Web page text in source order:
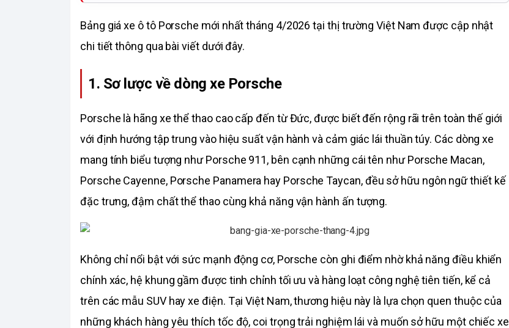
Bảng giá xe ô tô Porsche mới nhất tháng 4/2026 tại thị trường Việt Nam được cập nhật
chi tiết thông qua bài viết dưới đây.
1. Sơ lược về dòng xe Porsche
Porsche là hãng xe thể thao cao cấp đến từ Đức, được biết đến rộng rãi trên toàn thế giới
với định hướng tập trung vào hiệu suất vận hành và cảm giác lái thuần túy. Các dòng xe
mang tính biểu tượng như Porsche 911, bên cạnh những cái tên như Porsche Macan,
Porsche Cayenne, Porsche Panamera hay Porsche Taycan, đều sở hữu ngôn ngữ thiết kế
đặc trưng, đậm chất thể thao cùng khả năng vận hành ấn tượng.
Không chỉ nổi bật với sức mạnh động cơ, Porsche còn ghi điểm nhờ khả năng điều khiển
chính xác, hệ khung gầm được tinh chỉnh tối ưu và hàng loạt công nghệ tiên tiến, kể cả
trên các mẫu SUV hay xe điện. Tại Việt Nam, thương hiệu này là lựa chọn quen thuộc của
những khách hàng yêu thích tốc độ, coi trọng trải nghiệm lái và muốn sở hữu một chiếc xe